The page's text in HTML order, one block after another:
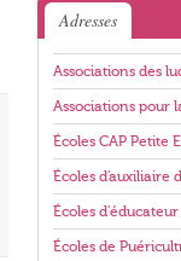
Adresses
Associations des
Associations pour
Écoles CAP Petite
Écoles d'auxiliaire
Écoles
Écoles de